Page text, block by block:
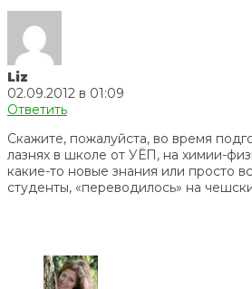
Liz
02.09.2012 в 01:09
Ответить
Скажите, пожалуйста, во время
лазнях в школе от УЁП, на химии-
какие-то новые знания или просто
студенты, «переводилось» на